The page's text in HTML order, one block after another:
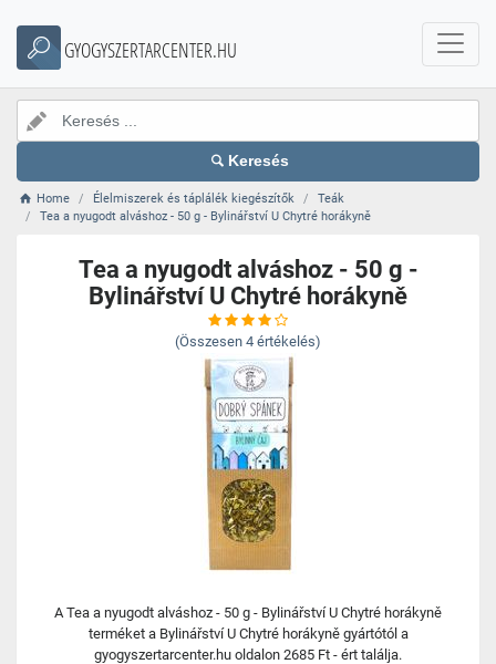
GYOGYSZERTARCENTER.HU
Keresés
Home Élelmiszerek és táplálék kiegészítők
Teák
Tea a nyugodt alváshoz - 50 g - Bylinářství U Chytré horákyně
Tea a nyugodt alváshoz - 50 g -
Bylinářství U Chytré horákyně
(Összesen 4 értékelés)
A Tea a nyugodt alváshoz - 50 g - Bylinářství U Chytré horákyně
terméket a Bylinářství U Chytré horákyně gyártótól a
gyogyszertarcenter.hu oldalon 2685 Ft - ért találja.